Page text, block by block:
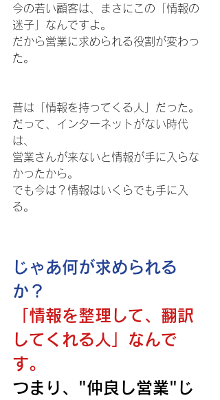
今の若い顧客は、まさにこの「情報の
迷子」なんですよ。
だから営業に求められる役割が変わっ
た。
昔は「情報を持ってくる人」だった。
だって、インターネットがない時代
は、
営業さんが来ないと情報が手に入らな
かったから。
でも今は？情報はいくらでも手に入
る。
じゃあ何が求められる
か？
「情報を整理して、翻訳
してくれる人」なんで
す。
つまり、"仲良し営業"じ